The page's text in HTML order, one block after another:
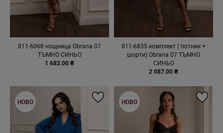
811-6068 нощница Obrana 07
ТЪМНО СИНЬО
1 682.00 ₴
811-6835 комплект ( потник +
шорти) Obrana 07 ТЪМНО
СИНЬО
2 087.00 ₴
НОВО НОВО